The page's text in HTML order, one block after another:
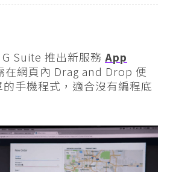
Suite 推出新服務 App
在網頁內 Drag and Drop 便
手機程式，適合沒有編程底